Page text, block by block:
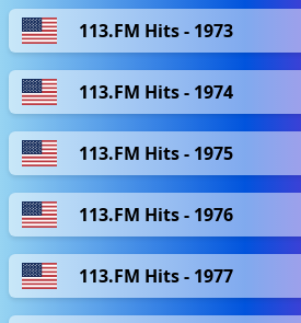
113.FM Hits - 1973
113.FM Hits - 1974
113.FM Hits - 1975
113.FM Hits - 1976
113.FM Hits - 1977